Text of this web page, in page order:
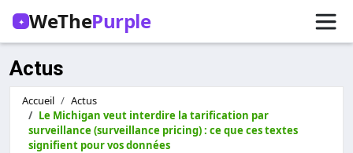
✦ WeThePurple
Actus
Accueil
Actus
Le Michigan veut interdire la tarification par
surveillance (surveillance pricing) : ce que ces textes
signifient pour vos données